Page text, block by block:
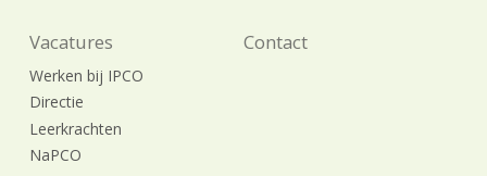
Vacatures
Werken bij IPCO
Directie
Leerkrachten
NaPCO
Contact